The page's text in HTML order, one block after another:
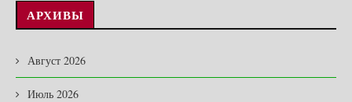
АРХИВЫ
Август 2026
Июль 2026